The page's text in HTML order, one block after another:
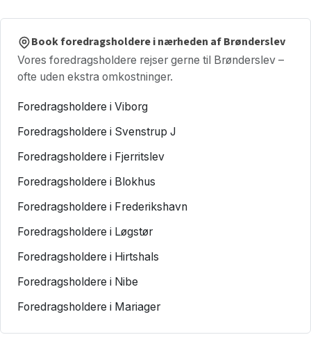
Book foredragsholdere i nærheden af Brønderslev
Vores foredragsholdere rejser gerne til Brønderslev –
ofte uden ekstra omkostninger.
Foredragsholdere i Viborg
Foredragsholdere i Svenstrup J
Foredragsholdere i Fjerritslev
Foredragsholdere i Blokhus
Foredragsholdere i Frederikshavn
Foredragsholdere i Løgstør
Foredragsholdere i Hirtshals
Foredragsholdere i Nibe
Foredragsholdere i Mariager